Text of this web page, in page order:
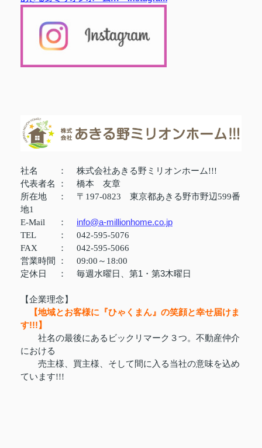
社名 ：
株式会社あきる野ミリオンホーム!!!
代表者名
：
橋本 友章
所在地
：
〒197-0823 東京都あきる野市野辺599番
地1
E-Mail
： info@a-millionhome.co.jp
TEL ：
042-595-5076
FAX
：
042-595-5066
営業時間
： 09:00～18:00
定休日 ： 毎週水曜日、第1・第3木曜日
【企業理念】
【地域とお客様に『ひゃくまん』の笑顔と幸せ届けま
す!!!】
社名の最後にあるビックリマーク３つ。不動産仲介
における
売主様、買主様、そして間に入る当社の意味を込め
ています!!!